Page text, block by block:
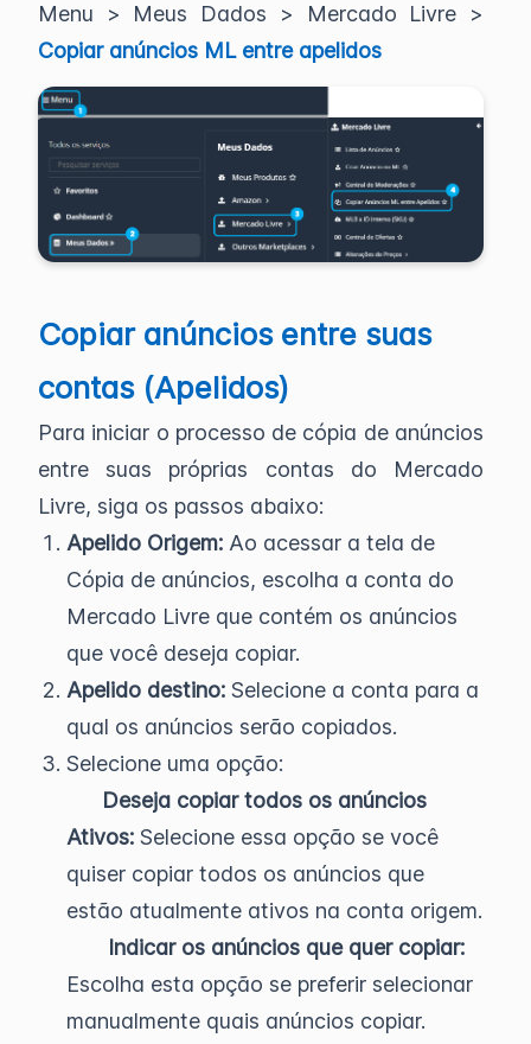
Menu > Meus Dados > Mercado Livre >
Copiar anúncios ML entre apelidos
Copiar anúncios entre suas
contas (Apelidos)
Para iniciar o processo de cópia de anúncios
entre suas próprias contas do Mercado
Livre, siga os passos abaixo:
Apelido Origem: Ao acessar a tela de
Cópia de anúncios, escolha a conta do
Mercado Livre que contém os anúncios
que você deseja copiar.
Apelido destino: Selecione a conta para a
qual os anúncios serão copiados.
Selecione uma opção:
Deseja copiar todos os anúncios
Ativos: Selecione essa opção se você
quiser copiar todos os anúncios que
estão atualmente ativos na conta origem.
Indicar os anúncios que quer copiar:
Escolha esta opção se preferir selecionar
manualmente quais anúncios copiar.